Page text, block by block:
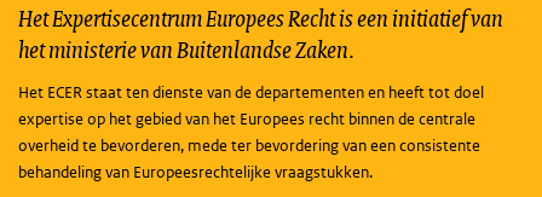
Het Expertisecentrum Europees Recht is een initiatief van
het ministerie van Buitenlandse Zaken.
Het ECER staat ten dienste van de departementen en heeft tot doel
expertise op het gebied van het Europees recht binnen de centrale
overheid te bevorderen, mede ter bevordering van een consistente
behandeling van Europeesrechtelijke vraagstukken.